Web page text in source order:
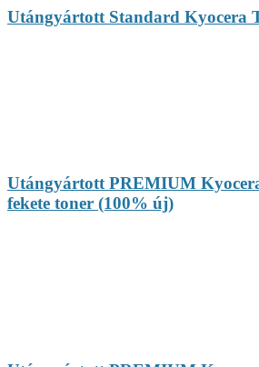
Utángyártott Standard Kyocera
Utángyártott PREMIUM
fekete toner (100% új)